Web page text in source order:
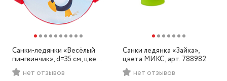
Санки-ледянки «Весёлый
пингвинчик», d=35 см, цвета
МИКС, арт. 1034062
нет отзывов
Санки ледянка «Зайка»,
цвета МИКС, арт. 788982
нет отзывов